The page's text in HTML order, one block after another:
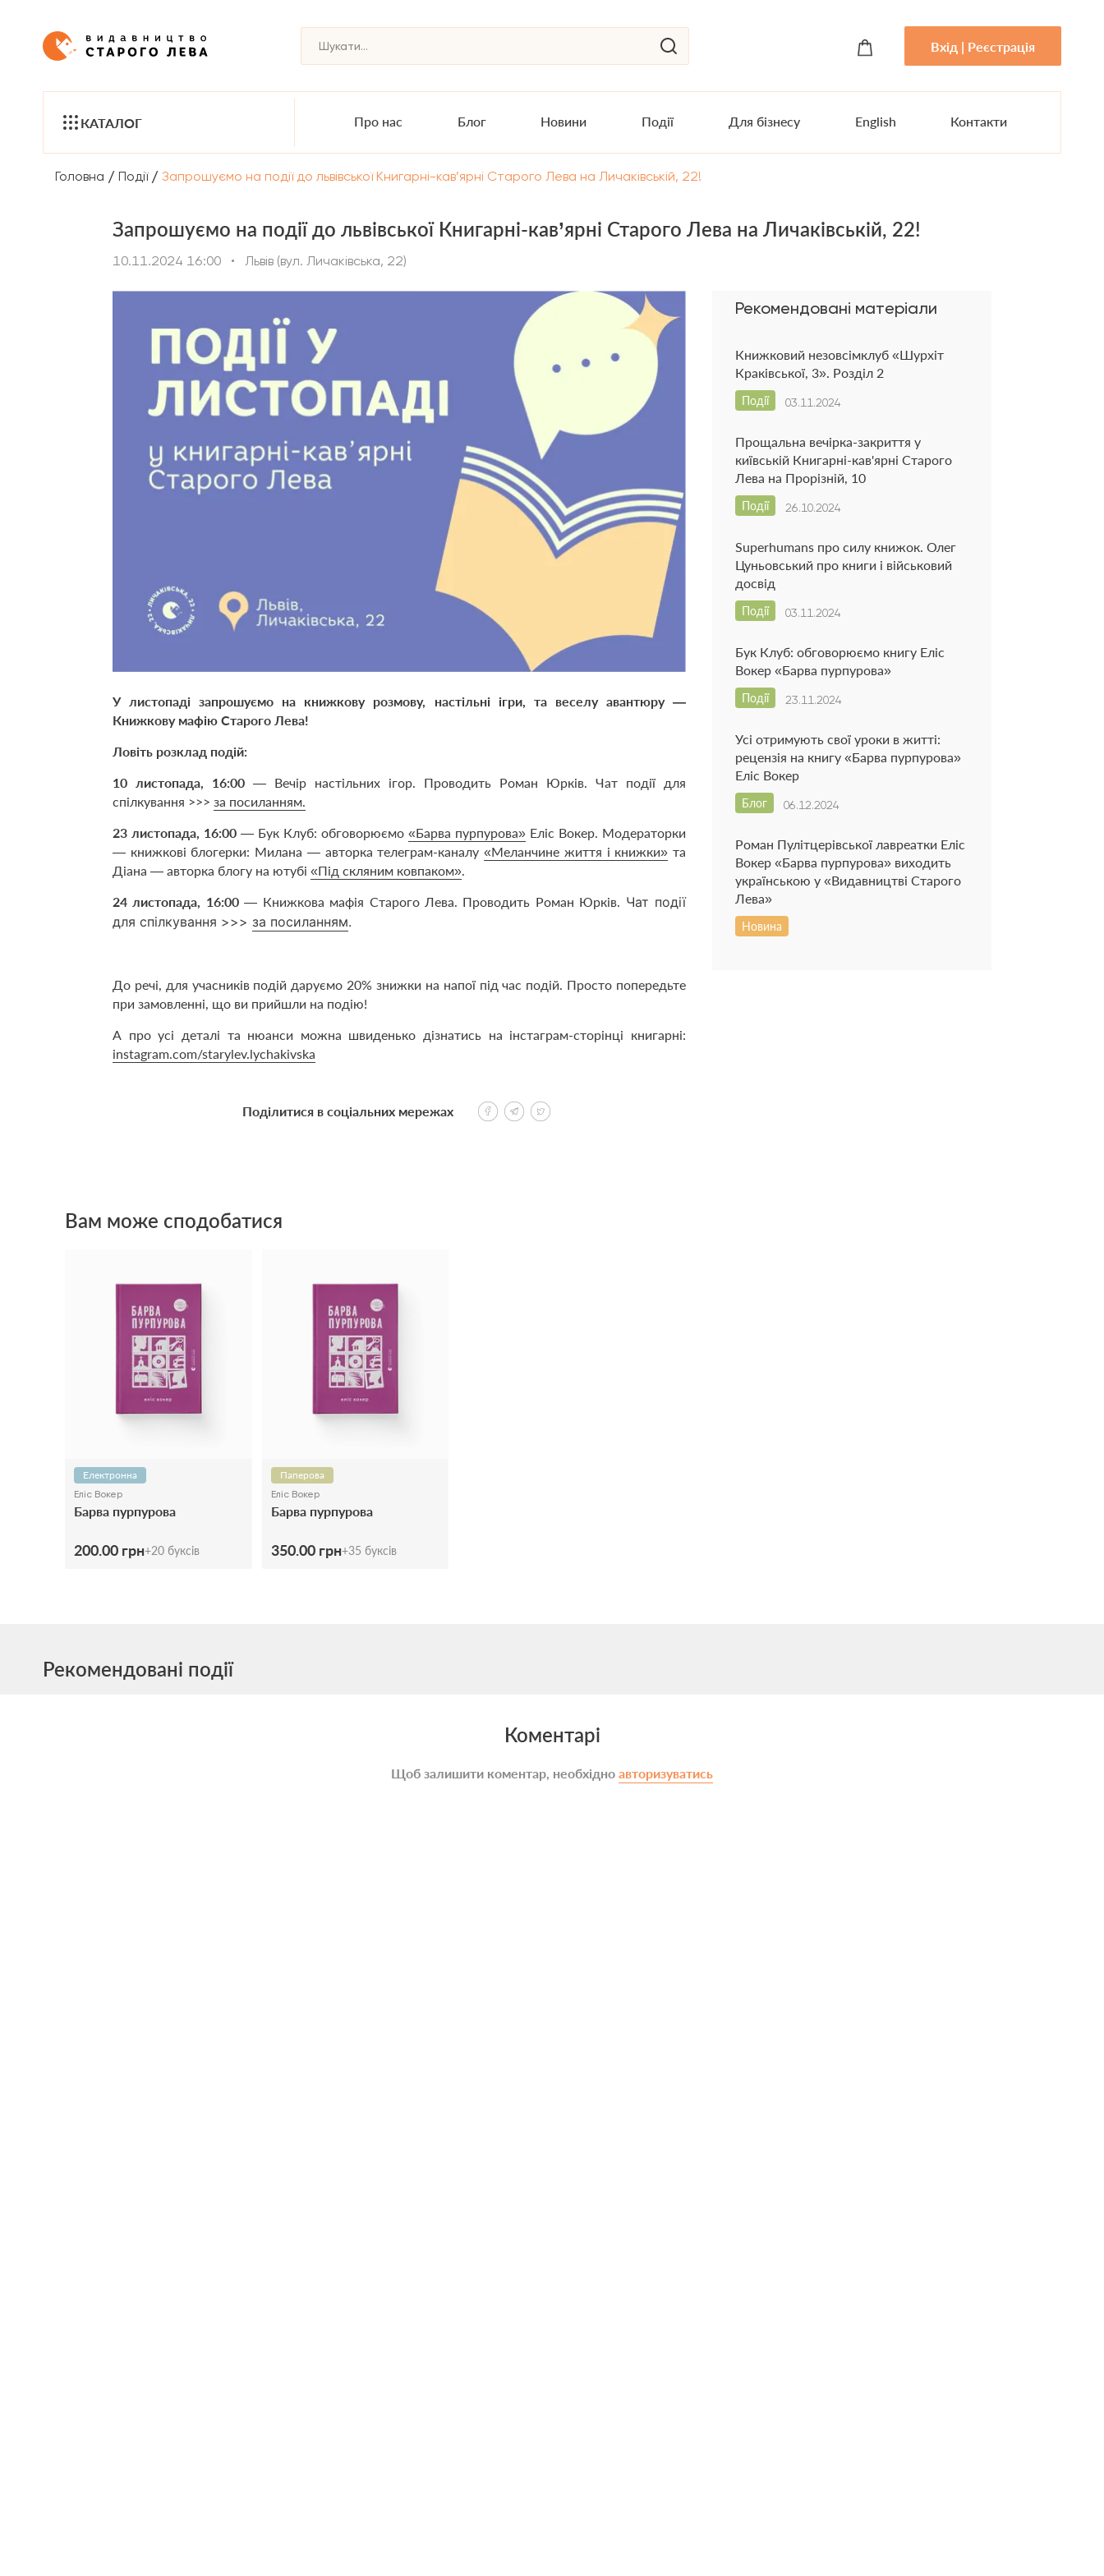
Вхід | Реєстрація
КАТАЛОГ Про нас Блог Новини Події Для бізнесу English Контакти
Головна / Події / Запрошуємо на події до львівської Книгарні-кав’ярні Старого Лева на Личаківській, 22!
Запрошуємо на події до львівської Книгарні-кав’ярні Старого Лева на Личаківській, 22!
10.11.2024 16:00 • Львів (вул. Личаківська, 22)
У листопаді запрошуємо на книжкову розмову, настільні ігри, та веселу авантюру —
Книжкову мафію Старого Лева!
Ловіть розклад подій:
10 листопада, 16:00 — Вечір настільних ігор. Проводить Роман Юрків. Чат події для
спілкування >>> за посиланням.
23 листопада, 16:00 — Бук Клуб: обговорюємо «Барва пурпурова» Еліс Вокер. Модераторки
— книжкові блогерки: Милана — авторка телеграм-каналу«Меланчине життя і книжки» та
Діана — авторка блогу на ютубі «Під скляним ковпаком»
24 листопада, 16:00— Книжкова мафія Старого Лева. Проводить Роман Юрків. Чат події
для спілкування >>> за посиланням.
До речі, для учасників подій даруємо 20% знижки на напої під час подій. Просто попередьте
при замовленні, що ви прийшли на подію!
А про усі деталі та нюанси можна швиденько дізнатись на інстаграм-сторінці книгарні:
instagram.com/starylev.lychakivska
Рекомендовані матеріали
Книжковий незовсімклуб «Шурхіт
Краківської, 3». Розділ 2
03.11.2024
Події
Прощальна вечірка-закриття у
київській Книгарні-кав'ярні Старого
Лева на Прорізній, 10
26.10.2024
Події
Superhumans про силу книжок. Олег
Цуньовський про книги і військовий
досвід
03.11.2024
Події
Бук Клуб: обговорюємо книгу Еліс
Вокер «Барва пурпурова»
23.11.2024
Події
Усі отримують свої уроки в житті:
рецензія на книгу «Барва пурпурова»
Еліс Вокер
06.12.2024
Блог
Роман Пулітцерівської лавреатки Еліс
Вокер «Барва пурпурова» виходить
українською у «Видавництві Старого
Лева»
Новина
Поділитися в соціальних мережах
Вам може сподобатися
Електронна
Еліс Вокер
Барва пурпурова
200.00 грн+20 буксів
Паперова
Еліс Вокер
Барва пурпурова
350.00 грн+35 буксів
Рекомендовані події
Коментарі
Щоб залишити коментар, необхідно авторизуватись